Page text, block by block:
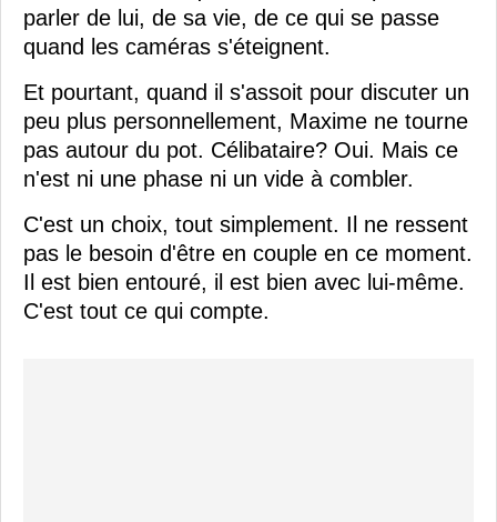
parler de lui, de sa vie, de ce qui se passe
quand les caméras s'éteignent.
Et pourtant, quand il s'assoit pour discuter un
peu plus personnellement, Maxime ne tourne
pas autour du pot. Célibataire? Oui. Mais ce
n'est ni une phase ni un vide à combler.
C'est un choix, tout simplement. Il ne ressent
pas le besoin d'être en couple en ce moment.
Il est bien entouré, il est bien avec lui-même.
C'est tout ce qui compte.